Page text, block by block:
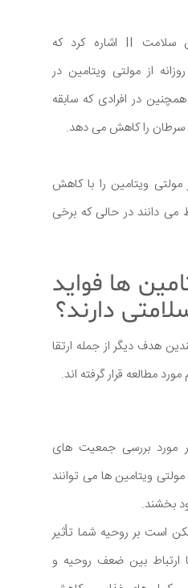
سرانجام، مطالعه پزشکان سلامت II اشاره کرد که
از مولتی ویتامین در
در افرادی که سابقه
سرطان را کاهش می دهد.
مولتی ویتامین را با کاهش
می دانند در حالی که برخی
ها فواید
دارند؟
هدف دیگر از جمله ارتقا
مطالعه قرار گرفته اند.
مورد بررسی جمعیت های
ویتامین ها می توانند
بخشند.
است بر روحیه شما تأثیر
ارتباط بین ضعف روحیه و